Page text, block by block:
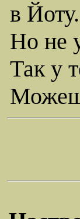
в Йоту.
Но не
Так у